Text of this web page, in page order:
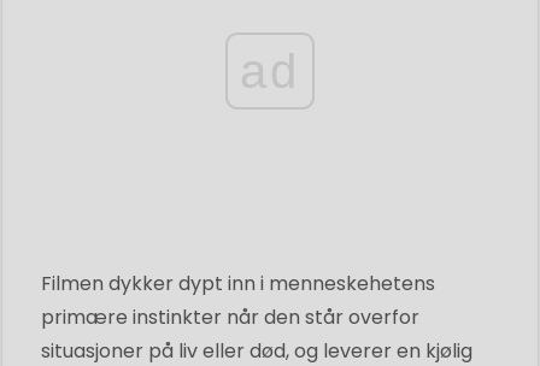
ad
Filmen dykker dypt inn i menneskehetens
primære instinkter når den står overfor
situasjoner på liv eller død, og leverer en kjølig